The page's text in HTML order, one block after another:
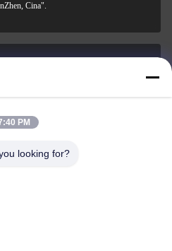
Cina".
PM
looking for?